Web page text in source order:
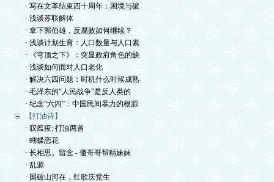
· 写在文革结束四十周年：困境与破
· 浅谈苏联解体
· 拿下郭伯雄，反腐败如何继续？
· 浅谈计划生育：人口数量与人口素
· 《穹顶之下》：突显政府角色的缺
· 浅谈如何面对人口老化
· 解决六四问题：时机什么时候成熟
· 毛泽东的“人民战争”是反人类的
· 纪念“六四”：中国民间暴力的根源
【打油诗】
· 叹瘟疫: 打油两首
· 蝴蝶恋花
· 长相思。留念 - 傻哥哥帮精妹妹
· 乱源
· 国破山河在，红歌庆党生